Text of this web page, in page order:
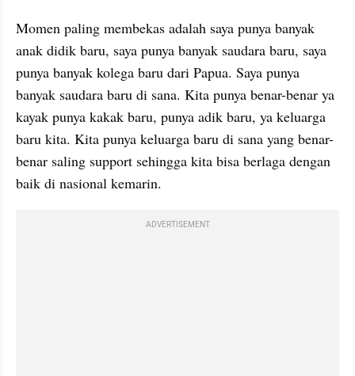
Momen paling membekas adalah saya punya banyak
anak didik baru, saya punya banyak saudara baru, saya
punya banyak kolega baru dari Papua. Saya punya
banyak saudara baru di sana. Kita punya benar-benar ya
kayak punya kakak baru, punya adik baru, ya keluarga
baru kita. Kita punya keluarga baru di sana yang benar-
benar saling support sehingga kita bisa berlaga dengan
baik di nasional kemarin.
ADVERTISEMENT